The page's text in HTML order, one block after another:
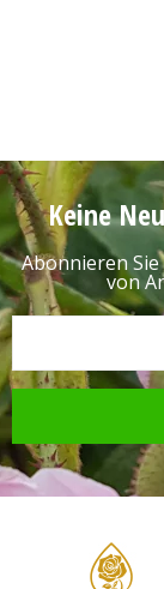
Keine
Abonnieren
von